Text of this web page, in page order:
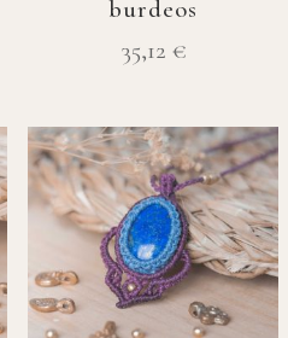
€
€
burdeos
35,12 €